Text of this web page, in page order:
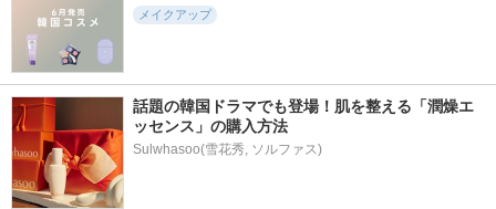
メイクアップ
話題の韓国ドラマでも登場！肌を整える「潤燥エ
ッセンス」の購入方法
Sulwhasoo(雪花秀, ソルファス)